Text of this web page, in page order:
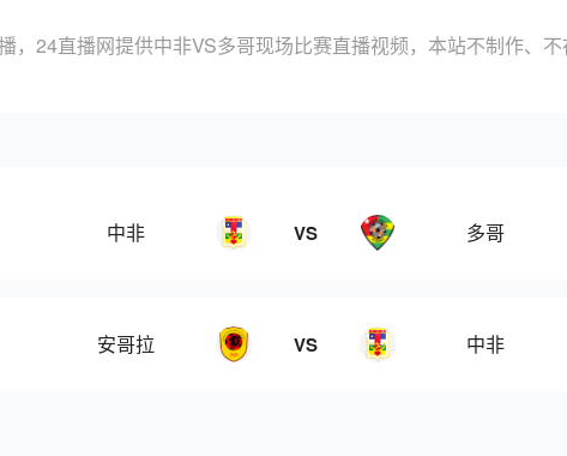
，24直播网提供中非VS多哥现场比赛直播视频，本站不制作、
中非 VS 多哥
安哥拉 VS 中非